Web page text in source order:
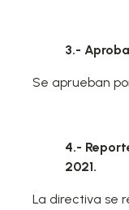
3.-
Se aprueban
4.-
2021.
La directiva se